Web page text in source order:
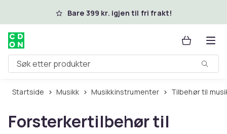
Hopp til hovedinnholdBare 399 kr. igjen til fri frakt!
Søk etter produkter
Startside Musikk Musikkinstrumenter Tilbehør til
Forsterkertilbehør til